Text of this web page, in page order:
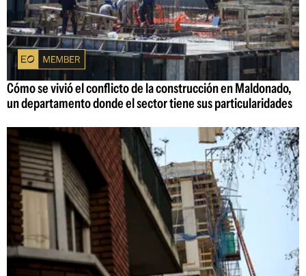
Cómo se vivió el conflicto de la construcción en Maldonado,
un departamento donde el sector tiene sus particularidades